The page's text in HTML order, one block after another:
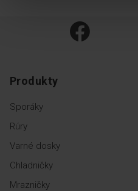
Produkty
Sporáky
Rúry
Varné dosky
Chladničky
Mrazničky